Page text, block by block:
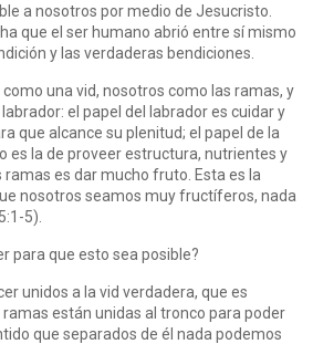
a nosotros por medio de Jesucristo.
que el ser humano abrió entre sí mismo
y las verdaderas bendiciones.
una vid, nosotros como las ramas, y
el papel del labrador es cuidar y
que alcance su plenitud; el papel de la
es la de proveer estructura, nutrientes y
ramas es dar mucho fruto. Esta es la
nosotros seamos muy fructíferos, nada
5).
para que esto sea posible?
unidos a la vid verdadera, que es
están unidas al tronco para poder
que separados de él nada podemos